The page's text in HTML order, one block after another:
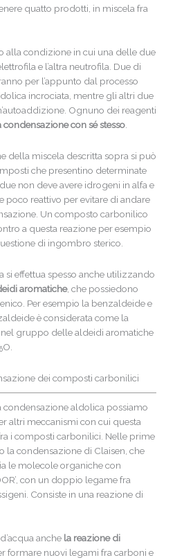
quatto prodotti, in miscela fra
alla condizione in cui una delle due
e l’altra neutrofila. Due di
per l’appunto dal processo
incrociata, mentre gli altri due
Ognuno dei reagenti
condensazione con sé stesso
della miscela descritta sopra si può
che presentino determinate
non deve avere idrogeni in alfa e
poco reattivo per evitare di andare
Un composto carbonilico
a questa reazione per esempio
di ingombro sterico.
si effettua spesso anche utilizzando
aromatiche, che possiedono
Per esempio la benzaldeide e
è considerata come la
gruppo delle aldeidi aromatiche
6O.
dei composti carbonilici
condensazione aldolica possiamo
altri meccanismi con cui questa
i composti carbonilici. Nelle prime
la condensazione di Claisen, che
le molecole organiche con
con un doppio legame fra
Consiste in una reazione di
anche la reazione di
formare nuovi legami fra carboni e